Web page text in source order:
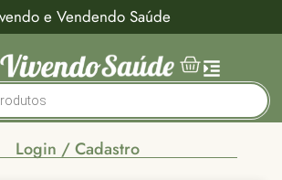
e Vendendo Saúde
Login / Cadastro